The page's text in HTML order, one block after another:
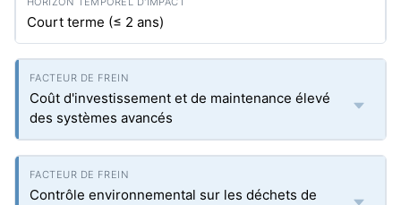
Court terme (≤ 2 ans)
Coût d'investissement et de maintenance élevé
des systèmes avancés
Contrôle environnemental sur les déchets de